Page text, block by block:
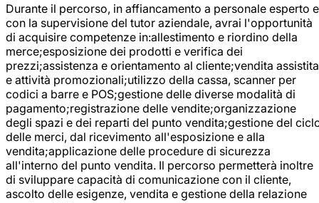
Durante il percorso, in affiancamento a personale esperto e
con la supervisione del tutor aziendale, avrai l'opportunità
di acquisire competenze in:allestimento e riordino della
merce;esposizione dei prodotti e verifica dei
prezzi;assistenza e orientamento al cliente;vendita assistita
e attività promozionali;utilizzo della cassa, scanner per
codici a barre e POS;gestione delle diverse modalità di
pagamento;registrazione delle vendite;organizzazione
degli spazi e dei reparti del punto vendita;gestione del
delle merci, dal ricevimento all'esposizione e alla
vendita;applicazione delle procedure di sicurezza
all'interno del punto vendita. Il percorso permetterà inoltre
di sviluppare capacità di comunicazione con il cliente,
ascolto delle esigenze, vendita e gestione della relazione